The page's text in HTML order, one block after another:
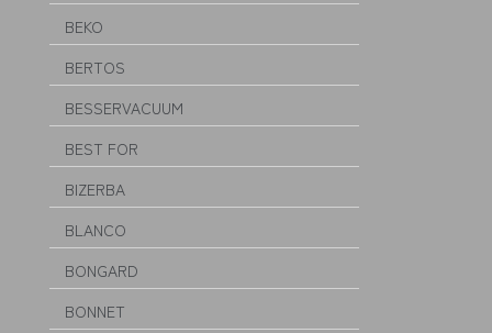
BEKO
BERTOS
BESSERVACUUM
BEST FOR
BIZERBA
BLANCO
BONGARD
BONNET